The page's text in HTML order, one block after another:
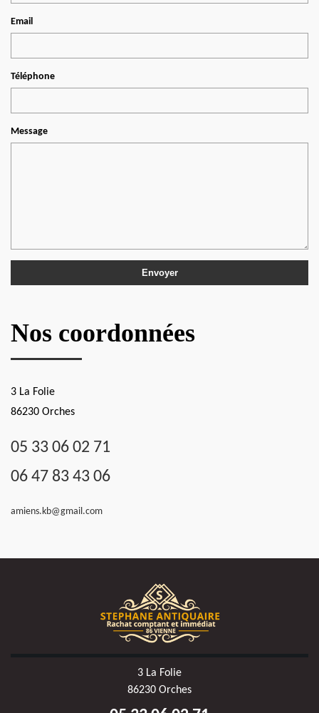
Email
Téléphone
Message
Nos coordonnées
3 La Folie
86230 Orches
05 33 06 02 71
06 47 83 43 06
amiens.kb@gmail.com
3 La Folie
86230 Orches